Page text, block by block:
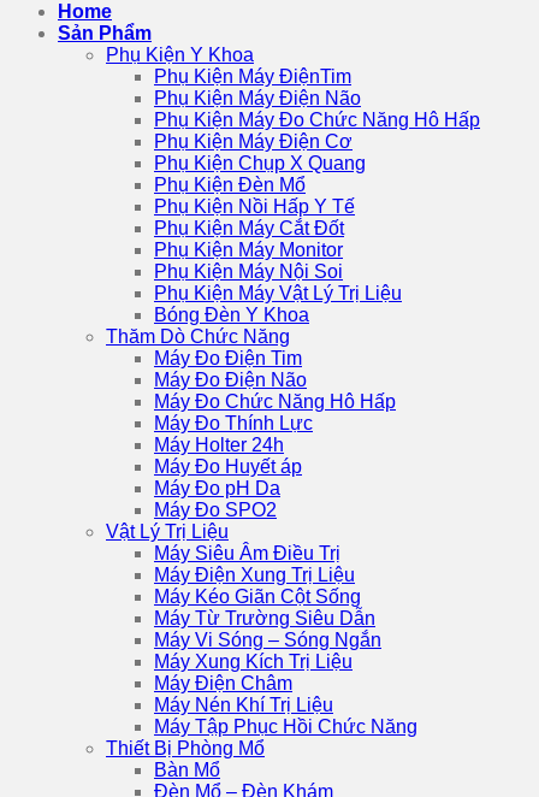
Home
Sản Phẩm
Phụ Kiện Y Khoa
Phụ Kiện Máy ĐiệnTim
Phụ Kiện Máy Điện Não
Phụ Kiện Máy Đo Chức Năng Hô Hấp
Phụ Kiện Máy Điện Cơ
Phụ Kiện Chụp X Quang
Phụ Kiện Đèn Mổ
Phụ Kiện Nồi Hấp Y Tế
Phụ Kiện Máy Cắt Đốt
Phụ Kiện Máy Monitor
Phụ Kiện Máy Nội Soi
Phụ Kiện Máy Vật Lý Trị Liệu
Bóng Đèn Y Khoa
Thăm Dò Chức Năng
Máy Đo Điện Tim
Máy Đo Điện Não
Máy Đo Chức Năng Hô Hấp
Máy Đo Thính Lực
Máy Holter 24h
Máy Đo Huyết áp
Máy Đo pH Da
Máy Đo SPO2
Vật Lý Trị Liệu
Máy Siêu Âm Điều Trị
Máy Điện Xung Trị Liệu
Máy Kéo Giãn Cột Sống
Máy Từ Trường Siêu Dẫn
Máy Vi Sóng – Sóng Ngắn
Máy Xung Kích Trị Liệu
Máy Điện Châm
Máy Nén Khí Trị Liệu
Máy Tập Phục Hồi Chức Năng
Thiết Bị Phòng Mổ
Bàn Mổ
Đèn Mổ – Đèn Khám